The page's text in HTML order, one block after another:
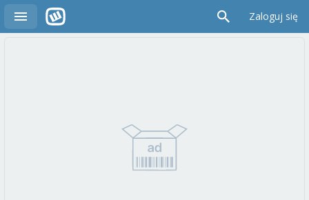
Zaloguj się